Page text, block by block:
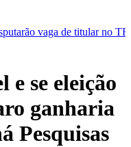
no TRE-RN
Ideb do
e se eleição
ganharia
Pesquisas